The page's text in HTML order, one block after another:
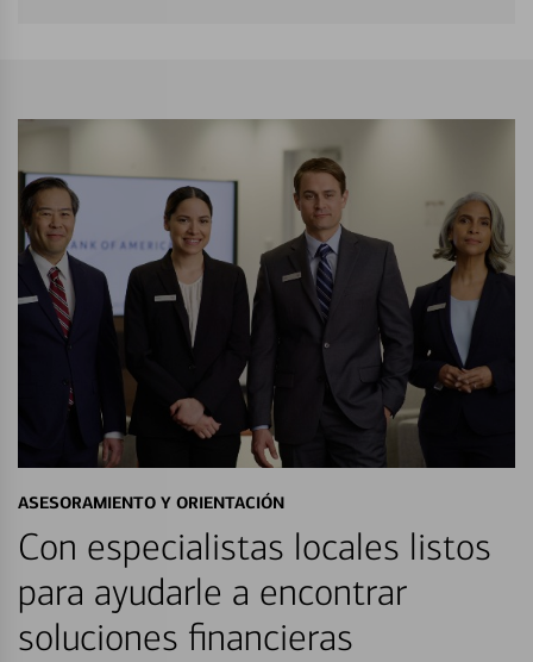
ASESORAMIENTO Y ORIENTACIÓN
Con especialistas locales listos
para ayudarle a encontrar
soluciones financieras